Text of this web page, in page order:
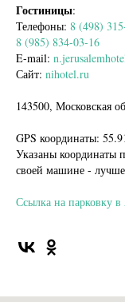
Гостиницы:
Телефоны: 8 (498)
8 (985) 834-03-16
E-mail:
Сайт: nihotel.ru
143500, Московская
GPS координаты:
Указаны координаты
своей машине - лучше
Ссылка на парковку в